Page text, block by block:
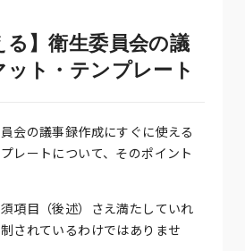
る】衛生委員会の議
ット・テンプレート
会の議事録作成にすぐに使える
レートについて、そのポイント
項目（後述）さえ満たしていれ
されているわけではありませ